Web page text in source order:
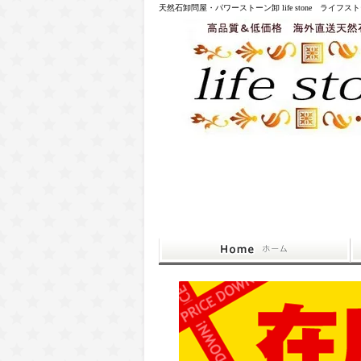
天然石卸問屋・パワーストーン卸 life stone ライフス